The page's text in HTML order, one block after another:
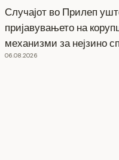
Случајот во Прилеп
пријавувањето на
механизми за нејзино
06.08.2026